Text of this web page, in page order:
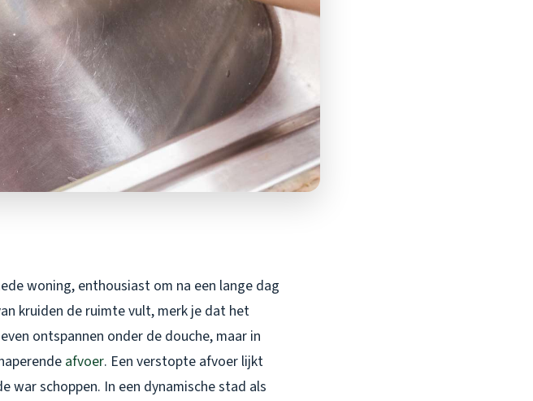
woning, enthousiast om na een lange dag
kruiden de ruimte vult, merk je dat het
ontspannen onder de douche, maar in
afvoer. Een verstopte afvoer lijkt
war schoppen. In een dynamische stad als